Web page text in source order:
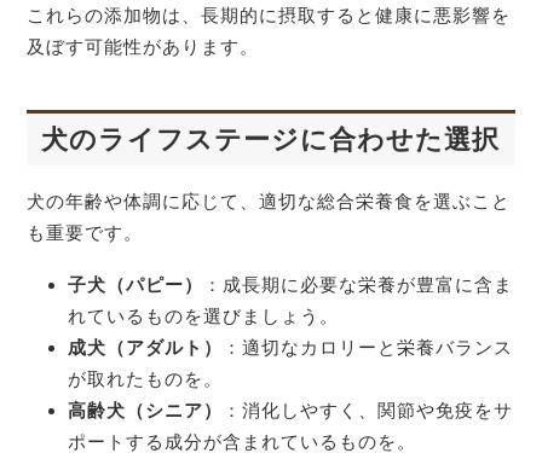
これらの添加物は、長期的に摂取すると健康に悪影響を
及ぼす可能性があります。
犬のライフステージに合わせた選択
犬の年齢や体調に応じて、適切な総合栄養食を選ぶこと
も重要です。
子犬（パピー）
：成長期に必要な栄養が豊富に含ま
れているものを選びましょう。
成犬（アダルト）
：適切なカロリーと栄養バランス
が取れたものを。
高齢犬（シニア）
：消化しやすく、関節や免疫をサ
ポートする成分が含まれているものを。